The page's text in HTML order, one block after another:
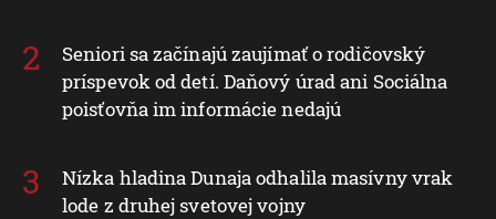
Seniori sa začínajú zaujímať o rodičovský
príspevok od detí. Daňový úrad ani Sociálna
poisťovňa im informácie nedajú
Nízka hladina Dunaja odhalila masívny vrak
lode z druhej svetovej vojny